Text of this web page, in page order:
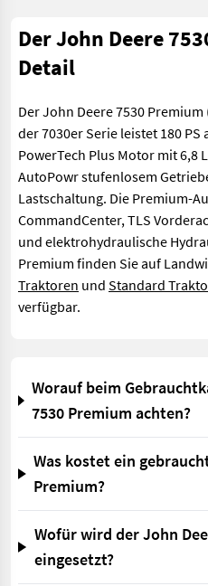
Der John Deere
Detail
Der John Deere 7530
der 7030er Serie leistet 180
PowerTech Plus Motor mit 6,8
AutoPowr stufenlosem
Lastschaltung. Die Premium-
CommandCenter, TLS
und elektrohydraulische
Premium finden Sie auf
Traktoren und Standard
verfügbar.
Worauf beim
7530 Premium achten?
Was kostet ein
Premium?
Wofür wird der John
eingesetzt?